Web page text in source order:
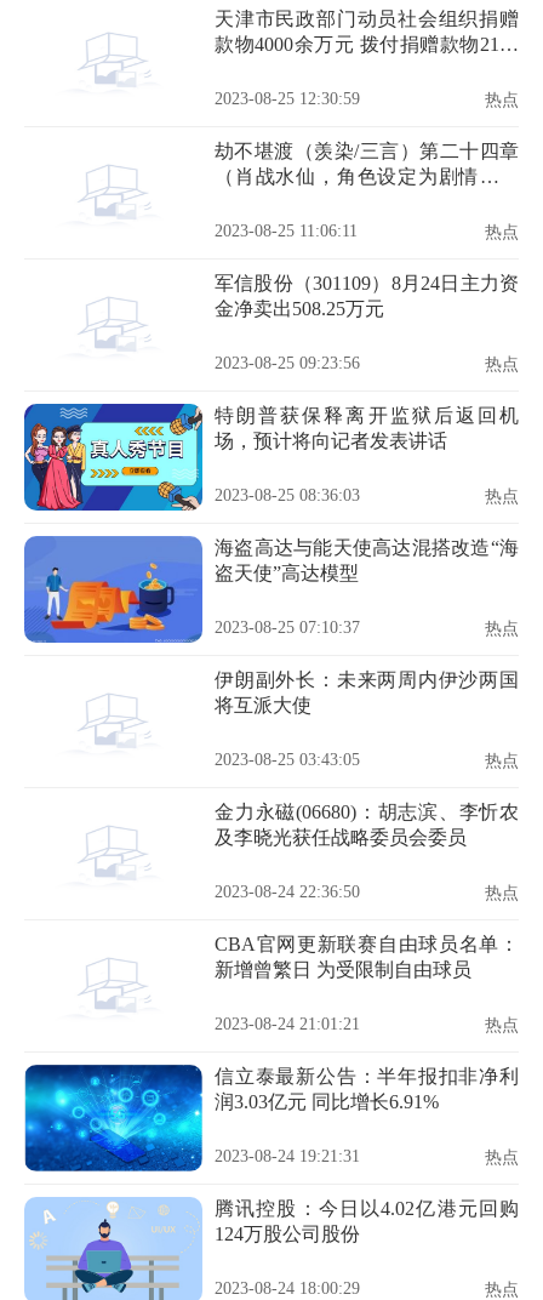
天津市民政部门动员社会组织捐赠
款物4000余万元 拨付捐赠款物2100
2023-08-25 12:30:59 热点
劫不堪渡（羡染/三言）第二十四章
（肖战水仙，角色设定为剧情，勿
2023-08-25 11:06:11 热点
军信股份（301109）8月24日主力资
金净卖出508.25万元
2023-08-25 09:23:56 热点
特朗普获保释离开监狱后返回机
场，预计将向记者发表讲话
2023-08-25 08:36:03 热点
海盗高达与能天使高达混搭改造“海
盗天使”高达模型
2023-08-25 07:10:37 热点
伊朗副外长：未来两周内伊沙两国
将互派大使
2023-08-25 03:43:05 热点
金力永磁(06680)：胡志滨、李忻农
及李晓光获任战略委员会委员
2023-08-24 22:36:50 热点
CBA官网更新联赛自由球员名单：
新增曾繁日 为受限制自由球员
2023-08-24 21:01:21 热点
信立泰最新公告：半年报扣非净利
润3.03亿元 同比增长6.91%
2023-08-24 19:21:31 热点
腾讯控股：今日以4.02亿港元回购
124万股公司股份
2023-08-24 18:00:29 热点